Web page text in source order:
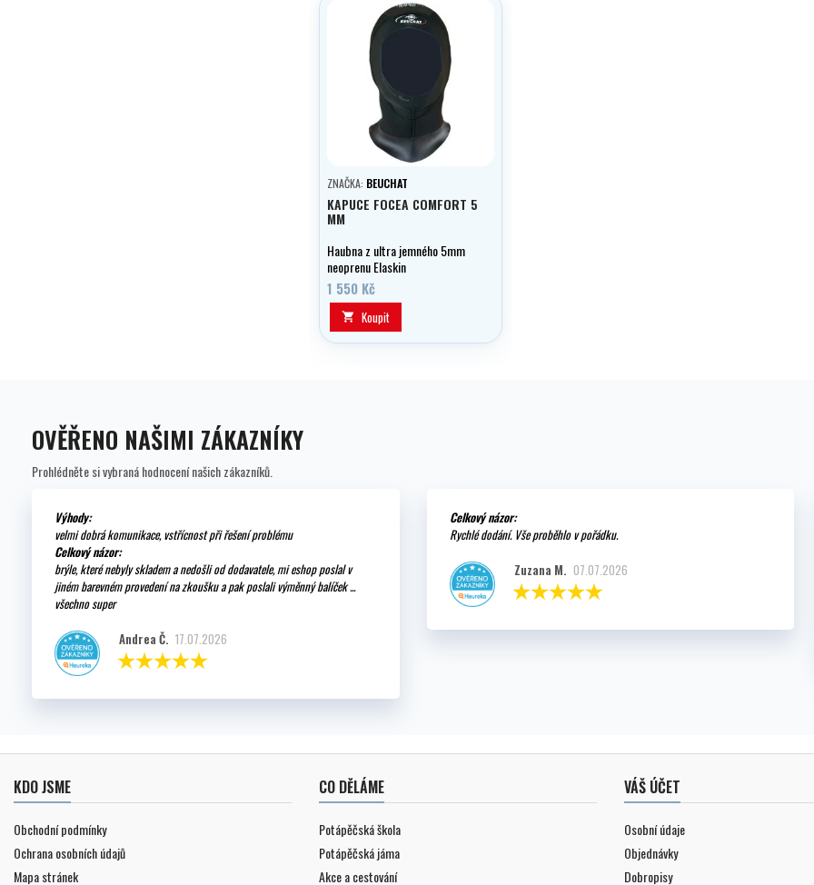
ZNAČKA: BEUCHAT
KAPUCE FOCEA COMFORT 5
MM
Haubna z ultra jemného 5mm
neoprenu Elaskin
1 550 Kč
 Koupit
OVĚŘENO NAŠIMI ZÁKAZNÍKY
Prohlédněte si vybraná hodnocení našich zákazníků.
Výhody:
velmi dobrá komunikace, vstřícnost při řešení problému
Celkový názor:
brýle, které nebyly skladem a nedošli od dodavatele, mi eshop poslal v
jiném barevném provedení na zkoušku a pak poslali výměnný balíček ...
všechno super
Andrea Č. 17.07.2026
Celkový názor:
Rychlé dodání. Vše proběhlo v pořádku.
Zuzana M. 07.07.2026
KDO JSME
Obchodní podmínky
Ochrana osobních údajů
Mapa stránek
CO DĚLÁME
Potápěčská škola
Potápěčská jáma
Akce a cestování
VÁŠ ÚČET
Osobní údaje
Objednávky
Dobropisy